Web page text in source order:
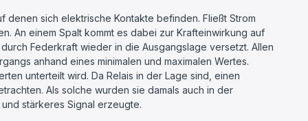
denen sich elektrische Kontakte befinden. Fließt Strom
An einem Spalt kommt es dabei zur Krafteinwirkung auf
Federkraft wieder in die Ausgangslage versetzt. Allen
anhand eines minimalen und maximalen Wertes.
unterteilt wird. Da Relais in der Lage sind, einen
Als solche wurden sie damals auch in der
stärkeres Signal erzeugte.